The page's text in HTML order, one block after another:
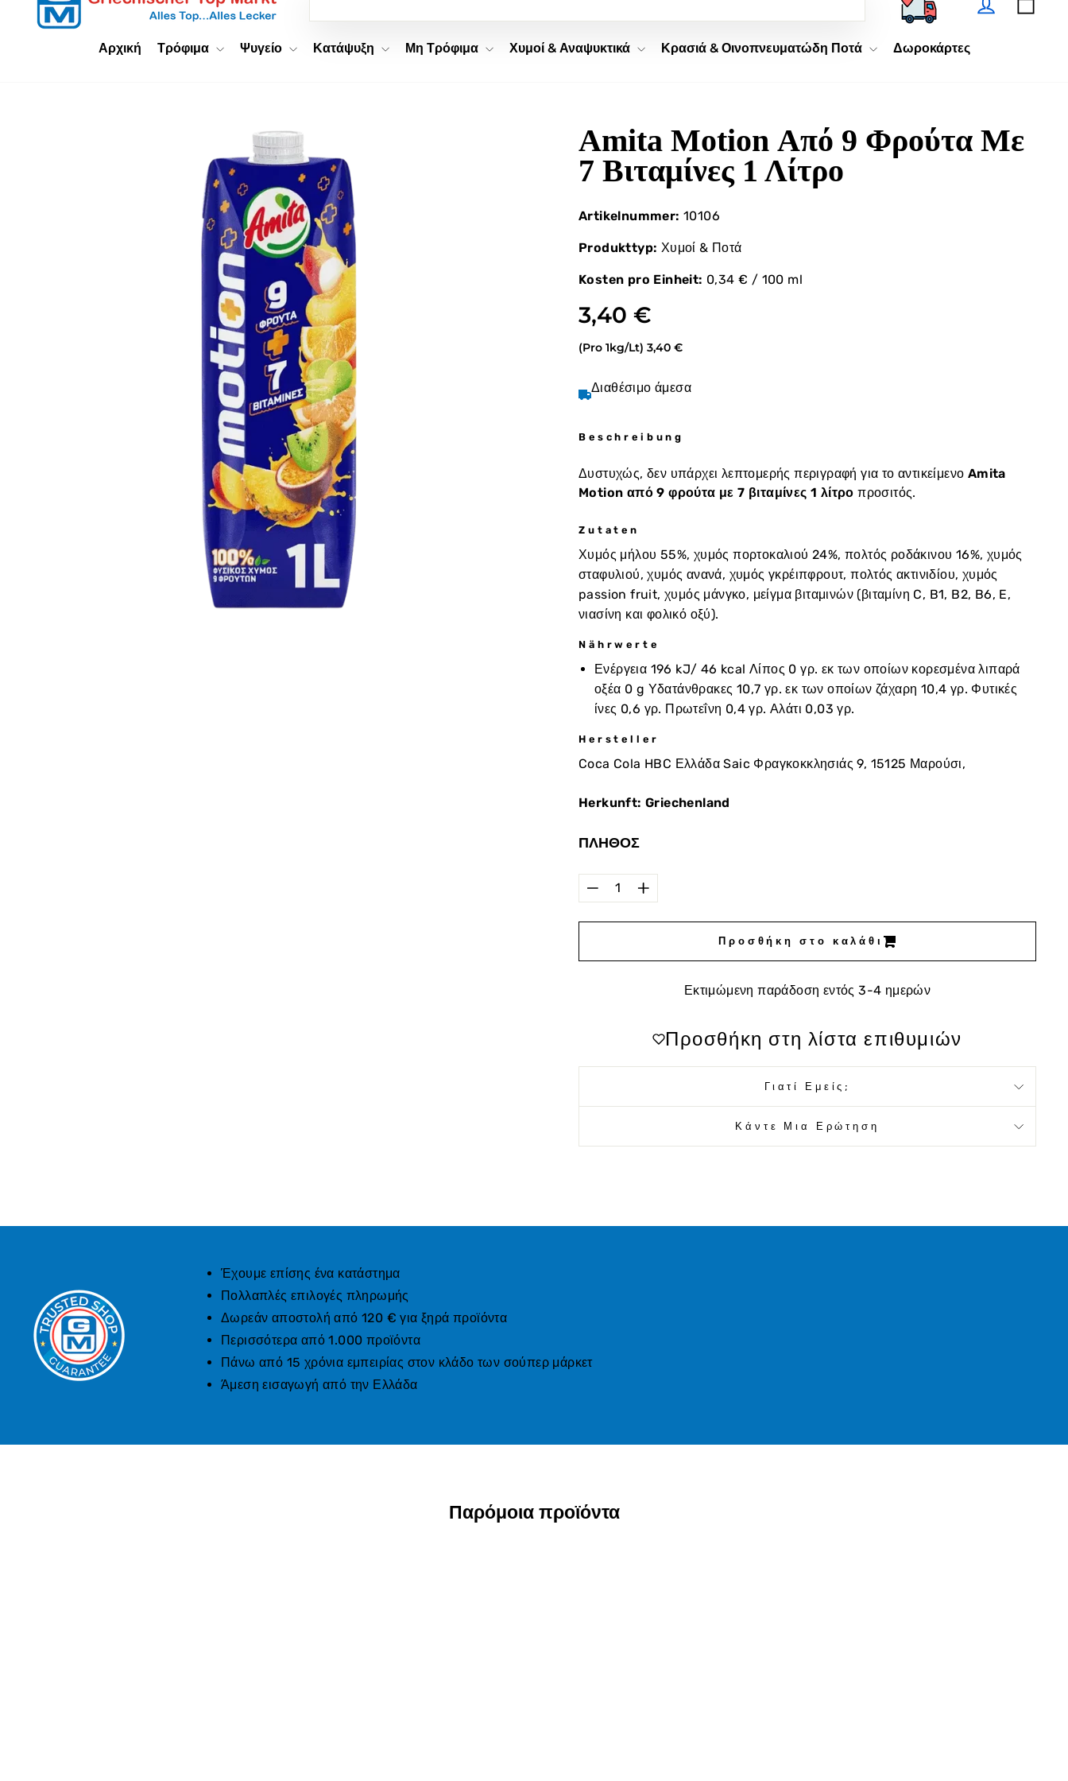
Ζητώ
Αρχική Τρόφιμα Ψυγείο Κατάψυξη Μη Τρόφιμα Χυμοί & Αναψυκτικά Κρασιά & Οινοπνευματώδη Ποτά Δωροκάρτες
Amita Motion Από 9 Φρούτα Με
7 Βιταμίνες 1 Λίτρο
Artikelnummer: 10106
Produkttyp: Χυμοί & Ποτά
Kosten pro Einheit: 0,34 € / 100 ml
3,40 €
(Pro 1kg/Lt) 3,40 €
Διαθέσιμο άμεσα
Beschreibung
Δυστυχώς, δεν υπάρχει λεπτομερής περιγραφή για το αντικείμενο Amita
Motion από 9 φρούτα με 7 βιταμίνες 1 λίτρο προσιτός.
Zutaten
Χυμός μήλου 55%, χυμός πορτοκαλιού 24%, πολτός ροδάκινου 16%, χυμός
σταφυλιού, χυμός ανανά, χυμός γκρέιπφρουτ, πολτός ακτινιδίου, χυμός
passion fruit, χυμός μάνγκο, μείγμα βιταμινών (βιταμίνη C, B1, B2, B6, E,
νιασίνη και φολικό οξύ).
Nährwerte
Ενέργεια 196 kJ/ 46 kcal Λίπος 0 γρ. εκ των οποίων κορεσμένα λιπαρά
οξέα 0 g Υδατάνθρακες 10,7 γρ. εκ των οποίων ζάχαρη 10,4 γρ. Φυτικές
ίνες 0,6 γρ. Πρωτεΐνη 0,4 γρ. Αλάτι 0,03 γρ.
Hersteller
Coca Cola HBC Ελλάδα Saic Φραγκοκκλησιάς 9, 15125 Μαρούσι,
Herkunft: Griechenland
ΠΛΉΘΟΣ
− +
Προσθήκη στο καλάθι
Εκτιμώμενη παράδοση εντός 3-4 ημερών
Προσθήκη στη λίστα επιθυμιών
Γιατί Εμείς;
Κάντε Μια Ερώτηση
Έχουμε επίσης ένα κατάστημα
Πολλαπλές επιλογές πληρωμής
Δωρεάν αποστολή από 120 € για ξηρά προϊόντα
Περισσότερα από 1.000 προϊόντα
Πάνω από 15 χρόνια εμπειρίας στον κλάδο των σούπερ μάρκετ
Άμεση εισαγωγή από την Ελλάδα
Παρόμοια προϊόντα